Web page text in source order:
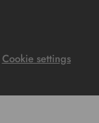
Cookie settings